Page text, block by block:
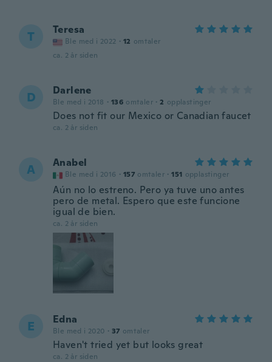
T Teresa
Ble med i 2022 · 12 omtaler
ca. 2 år siden
D Darlene
Ble med i 2018 · 136 omtaler · 2 opplastinger
Does not fit our Mexico or Canadian faucet
ca. 2 år siden
A Anabel
Ble med i 2016 · 157 omtaler · 151 opplastinger
Aún no lo estreno. Pero ya tuve uno antes
pero de metal. Espero que este funcione
igual de bien.
ca. 2 år siden
E Edna
Ble med i 2020 · 37 omtaler
Haven't tried yet but looks great
ca. 2 år siden